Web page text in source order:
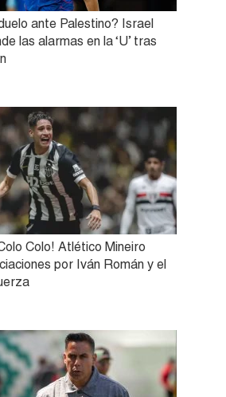
ante Palestino? Israel
las alarmas en la ‘U’ tras
Colo! Atlético Mineiro
por Iván Román y el